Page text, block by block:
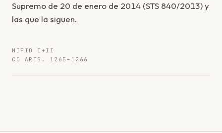
Supremo de 20 de enero de 2014 (STS 840/2013) y
las que la siguen.
MIFID I+II
CC ARTS. 1265–1266